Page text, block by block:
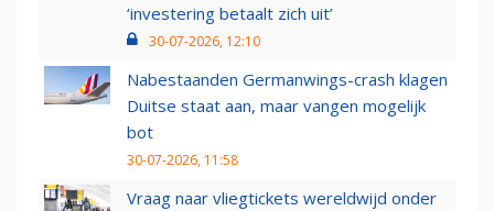
‘investering betaalt zich uit’
30-07-2026, 12:10
Nabestaanden Germanwings-crash klagen
Duitse staat aan, maar vangen mogelijk
bot
30-07-2026, 11:58
Vraag naar vliegtickets wereldwijd onder